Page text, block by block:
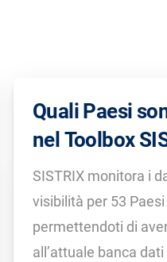
Quali Paesi
nel Toolbox
SISTRIX monitora i
visibilità per 53
permettendoti di
all’attuale banca